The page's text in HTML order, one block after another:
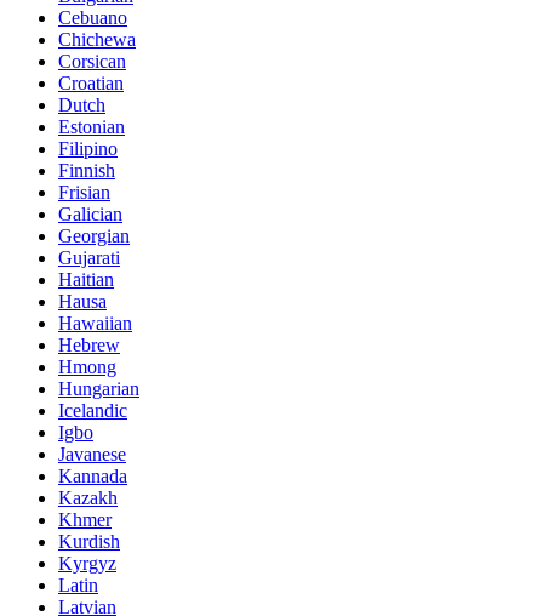
Cebuano
Chichewa
Corsican
Croatian
Dutch
Estonian
Filipino
Finnish
Frisian
Galician
Georgian
Gujarati
Haitian
Hausa
Hawaiian
Hebrew
Hmong
Hungarian
Icelandic
Igbo
Javanese
Kannada
Kazakh
Khmer
Kurdish
Kyrgyz
Latin
Latvian